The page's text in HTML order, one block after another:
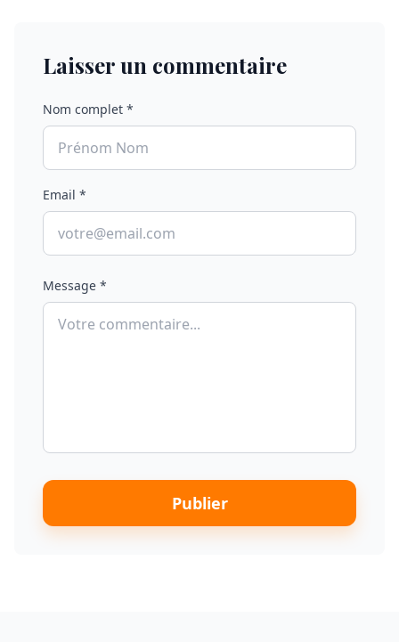
Laisser un commentaire
Nom complet *
Email *
Message *
Publier